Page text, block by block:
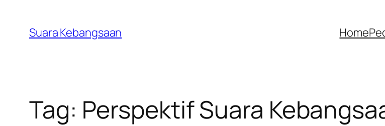
konten
Suara Kebangsaan Home
Tag: Perspektif Suara